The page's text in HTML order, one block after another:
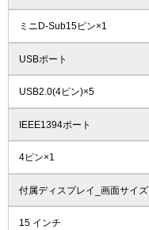
ミニD-Sub15ピン×1
USBポート
USB2.0(4ピン)×5
IEEE1394ポート
4ピン×1
付属ディスプレイ_画面サイズ
15 インチ